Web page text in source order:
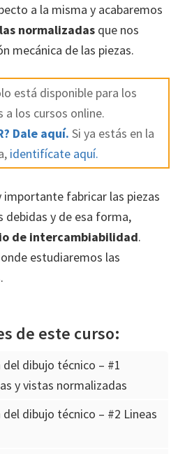
a la misma y acabaremos
normalizadas que nos
mecánica de las piezas.
está disponible para los
a los cursos online.
Dale aquí. Si ya estás en la
identifícate aquí.
importante fabricar las piezas
debidas y de esa forma,
de intercambiabilidad.
estudiaremos las
de este curso:
dibujo técnico – #1
y vistas normalizadas
dibujo técnico – #2 Lineas